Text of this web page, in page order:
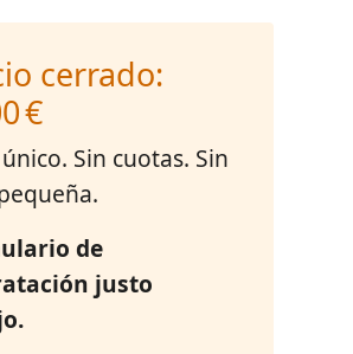
cerrado:
€
Sin cuotas. Sin
de
justo